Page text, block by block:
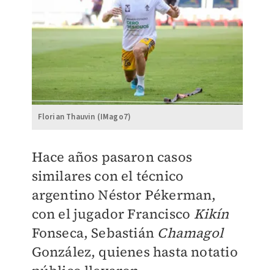
Florian Thauvin (IMago7)
Hace años pasaron casos
similares con el técnico
argentino Néstor Pékerman,
con el jugador Francisco Kikín
Fonseca, Sebastián Chamagol
González, quienes hasta notatio